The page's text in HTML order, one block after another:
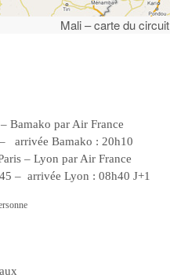
Mali – carte du circuit
Bamako par Air France
arrivée Bamako : 20h10
– Lyon par Air France
– arrivée Lyon : 08h40 J+1